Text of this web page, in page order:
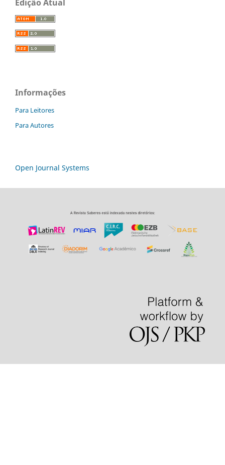
Edição Atual
Informações
Para Leitores
Para Autores
Open Journal Systems